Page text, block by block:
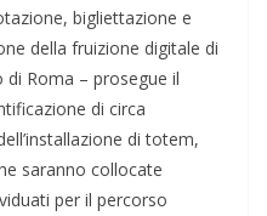
bigliettazione e
della fruizione digitale di
Roma – prosegue il
di circa
di totem,
saranno collocate
per il percorso